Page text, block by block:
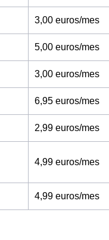
3,00 euros/mes
5,00 euros/mes
3,00 euros/mes
6,95 euros/mes
2,99 euros/mes
4,99 euros/mes
4,99 euros/mes